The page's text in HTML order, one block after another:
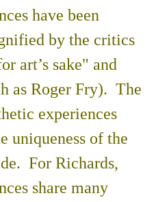
have been
by the critics
art’s sake" and
as Roger Fry). The
experiences
uniqueness of the
For Richards,
share many